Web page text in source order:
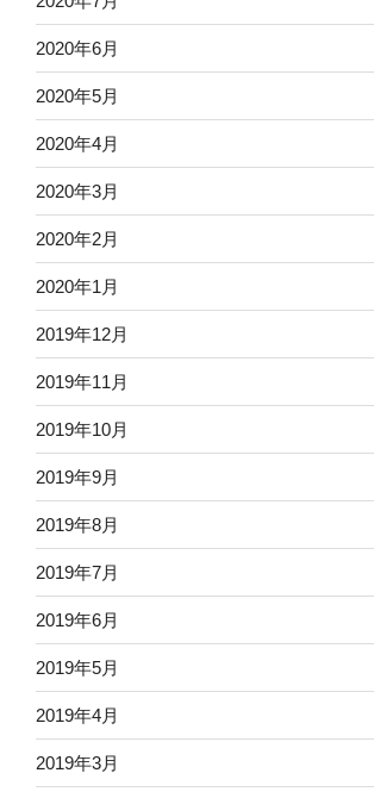
2020年6月
2020年5月
2020年4月
2020年3月
2020年2月
2020年1月
2019年12月
2019年11月
2019年10月
2019年9月
2019年8月
2019年7月
2019年6月
2019年5月
2019年4月
2019年3月